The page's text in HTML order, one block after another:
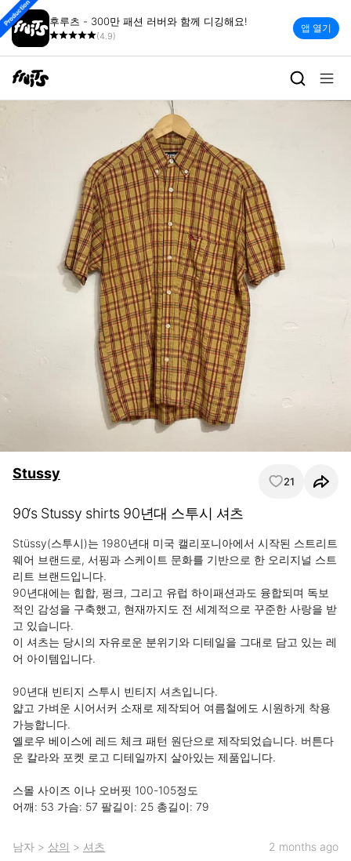
후루츠 - 300만 패션 러버와 함께 디깅해요!
(4.9)
앱 열기
Stussy 21
90‘s Stussy shirts 90년대 스투시 셔츠
Stüssy(스투시)는 1980년대 미국 캘리포니아에서 시작된 스트리트
웨어 브랜드로, 서핑과 스케이트 문화를 기반으로 한 오리지널 스트
리트 브랜드입니다.
90년대에는 힙합, 펑크, 그리고 유럽 하이패션과도 융합되며 독보
적인 감성을 구축했고, 현재까지도 전 세계적으로 꾸준한 사랑을 받
고 있습니다.
이 셔츠는 당시의 자유로운 분위기와 디테일을 그대로 담고 있는 레
어 아이템입니다.
90년대 빈티지 스투시 빈티지 셔츠입니다.
얇고 가벼운 시어서커 소재로 제작되어 여름철에도 시원하게 착용
가능합니다.
옐로우 베이스에 레드 체크 패턴 원단으로 제작되었습니다. 버튼다
운 칼라와 포켓 로고 디테일까지 살아있는 제품입니다.
스몰 사이즈 이나 오버핏 100-105정도
어깨: 53 가슴: 57 팔길이: 25 총길이: 79
남자 > 상의 > 셔츠 2 months ago
Production